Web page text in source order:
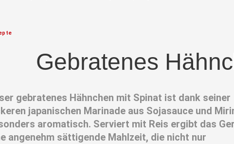
Gebratenes
gebratenes Hähnchen mit Spinat ist dank seiner
japanischen Marinade aus Sojasauce und
aromatisch. Serviert mit Reis ergibt das
angenehm sättigende Mahlzeit, die nicht nur